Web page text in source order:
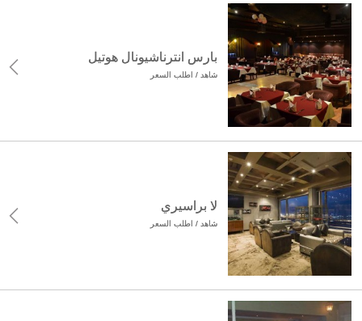
بارس انترناشيونال هوتيل
شاهد / اطلب السعر
لا براسيري
شاهد / اطلب السعر